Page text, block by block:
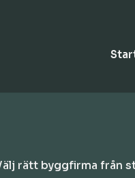
rätt byggfirma från